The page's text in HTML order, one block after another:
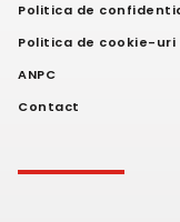
Politica de
Politica de cookie-uri
ANPC
Contact